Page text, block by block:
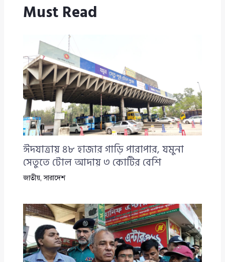
Must Read
ঈদযাত্রায় ৪৮ হাজার গাড়ি পারাপার, যমুনা
সেতুতে টোল আদায় ৩ কোটির বেশি
জাতীয়,সারাদেশ